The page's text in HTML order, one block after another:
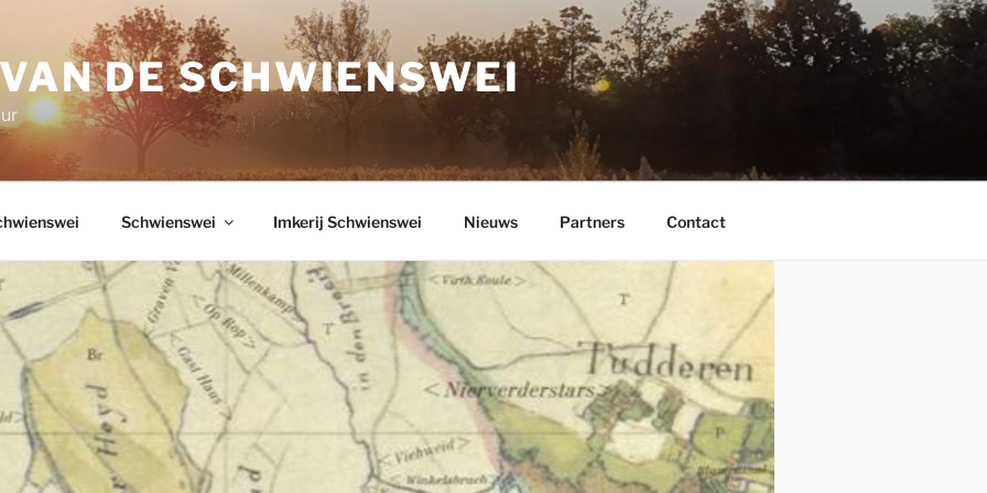
DE SCHWIENSWEI
Schwienswei Imkerij Schwienswei Nieuws Partners Contact